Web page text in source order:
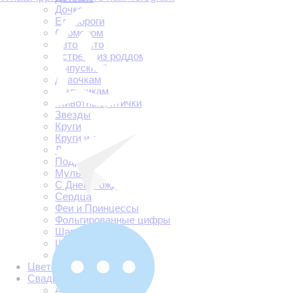
Дочке
Единороги
С юмором
Авто-мото
Встреча из роддома
Выпускной
Девочкам
Мальчикам
Животные, птички
Звезды
Круги
Круги и луна
Люблю тебя
Подруге
Мульт герои
С Днем Рождения
Сердца
Феи и Принцессы
Фольгированные цифры
Шарики ходячки
Шары Баблс
Цветы
Свадьба
Арки регистрации